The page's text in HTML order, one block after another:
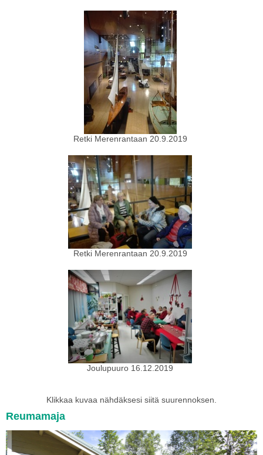
Retki Merenrantaan 20.9.2019
Retki Merenrantaan 20.9.2019
Joulupuuro 16.12.2019
Klikkaa kuvaa nähdäksesi siitä suurennoksen.
Reumamaja